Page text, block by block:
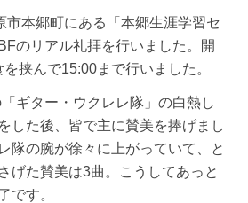
市本郷町にある「本郷生涯学習セ
のリアル礼拝を行いました。開
挟んで15:00まで行いました。
ギター・ウクレレ隊」の白熱し
した後、皆で主に賛美を捧げまし
隊の腕が徐々に上がっていて、と
げた賛美は3曲。こうしてあっと
です。